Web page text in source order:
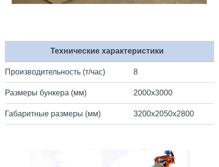
Технические характеристики
Производительность (т/час) 8
Размеры бункера (мм) 2000х3000
Габаритные размеры (мм) 3200х2050х2800